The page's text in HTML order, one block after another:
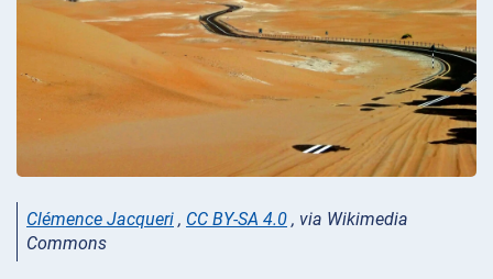
Clémence Jacqueri , CC BY-SA 4.0 , via Wikimedia
Commons